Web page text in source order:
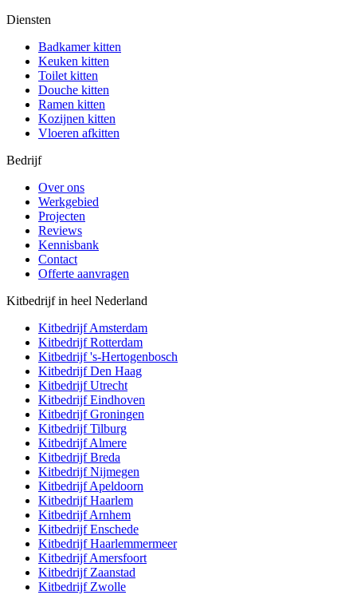
Diensten
Badkamer kitten
Keuken kitten
Toilet kitten
Douche kitten
Ramen kitten
Kozijnen kitten
Vloeren afkitten
Bedrijf
Over ons
Werkgebied
Projecten
Reviews
Kennisbank
Contact
Offerte aanvragen
Kitbedrijf in heel Nederland
KitbedrijfAmsterdam
KitbedrijfRotterdam
Kitbedrijf's-Hertogenbosch
KitbedrijfDen Haag
KitbedrijfUtrecht
KitbedrijfEindhoven
KitbedrijfGroningen
KitbedrijfTilburg
KitbedrijfAlmere
KitbedrijfBreda
KitbedrijfNijmegen
KitbedrijfApeldoorn
KitbedrijfHaarlem
KitbedrijfArnhem
KitbedrijfEnschede
KitbedrijfHaarlemmermeer
KitbedrijfAmersfoort
Kitbedrijf Zaanstad
Kitbedrijf Zwolle